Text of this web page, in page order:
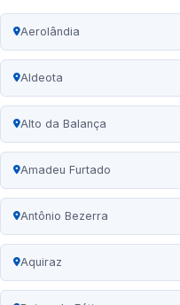
Aerolândia
Aldeota
Alto da Balança
Amadeu Furtado
Antônio Bezerra
Aquiraz